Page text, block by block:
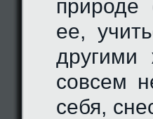
природе
ее,
совсем
себя,